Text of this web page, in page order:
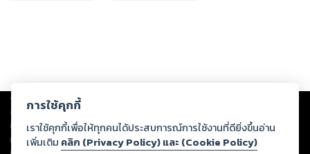
Copyright © 2026
ต่อผลงานหรือเนื้อหาใดที่อัปโหลดผ่านเว็บไซต์และปรากฏว่าละเมิดสิทธิใน
ทรัพย์สินทางปัญญาของบุคคลอื่นหรือขัดต่อกฎหมายและศีลธรรม ดังนั้น ผู้อ่าน
ทุกท่านโปรดใช้วิจารณญาณในการกลั่นกรองด้วยตนเอง และหากท่านพบว่าส่วน
การใช้คุกกี้
เราใช้คุกกี้เพื่อให้ทุกคนได้ประสบการณ์การใช้งานที่ดียิ่งขึ้นอ่าน
เพิ่มเติม คลิก (Privacy Policy) และ (Cookie Policy)